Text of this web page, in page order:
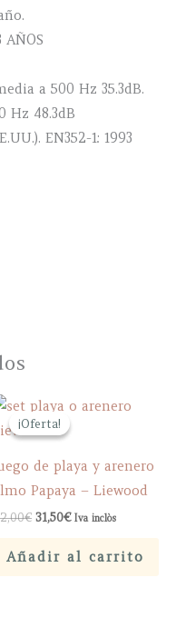
a 500 Hz 35.3dB.
Hz 48.3dB
EN352-1: 1993
¡Oferta!
¡Oferta!
de playa y arenero
Papaya – Liewood
€ El
original
era:
31,50€El
actual
es:
Iva inclòs
Añadir al carrito